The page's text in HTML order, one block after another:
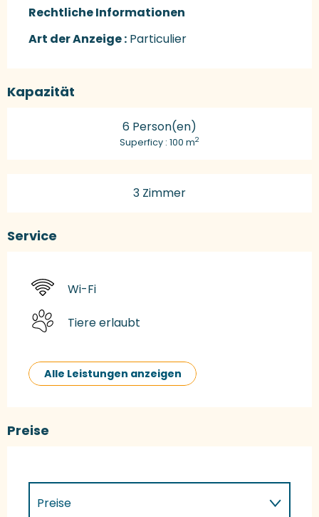
Rechtliche Informationen
Rechtliche Informationen
Art der Anzeige : Particulier
Kapazität
6 Person(en)
Superficy : 100 m2
3 Zimmer
Service
Wi-Fi
Tiere erlaubt
Alle Leistungen anzeigen
Preise
Preise